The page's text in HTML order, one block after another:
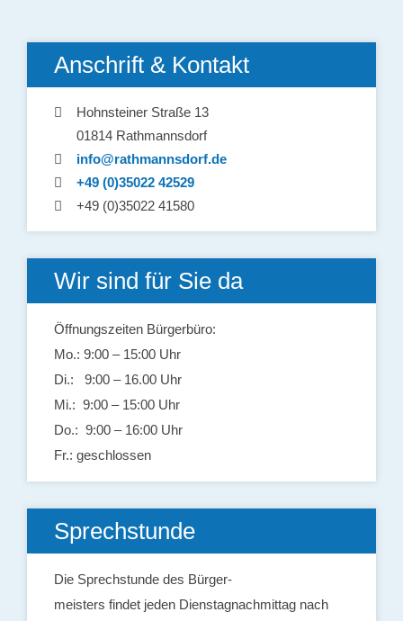
Anschrift & Kontakt
Hohnsteiner Straße 13
01814 Rathmannsdorf
info@rathmannsdorf.de
+49 (0)35022 42529
+49 (0)35022 41580
Wir sind für Sie da
Öffnungszeiten Bürgerbüro:
Mo.: 9:00 – 15:00 Uhr
Di.: 9:00 – 16.00 Uhr
Mi.: 9:00 – 15:00 Uhr
Do.: 9:00 – 16:00 Uhr
Fr.: geschlossen
Sprechstunde
Die Sprechstunde des Bürger-
meisters findet jeden Dienstagnachmittag nach